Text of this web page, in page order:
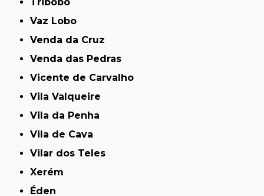
Vaz Lobo
Venda da Cruz
Venda das Pedras
Vicente de Carvalho
Vila Valqueire
Vila da Penha
Vila de Cava
Vilar dos Teles
Xerém
Éden